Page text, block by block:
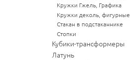
Кружки Гжель, Графика
Кружки деколь, фигурные
Стакан в подстаканнике
Стопки
Кубики-трансформеры
Латунь